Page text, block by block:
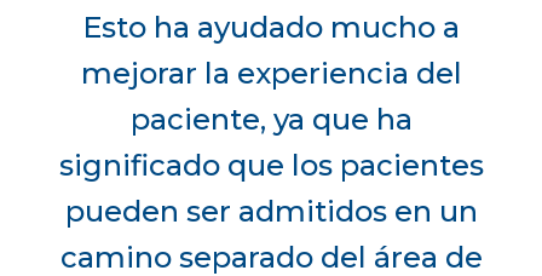
Esto ha ayudado mucho a
mejorar la experiencia del
paciente, ya que ha
significado que los pacientes
pueden ser admitidos en un
camino separado del área de